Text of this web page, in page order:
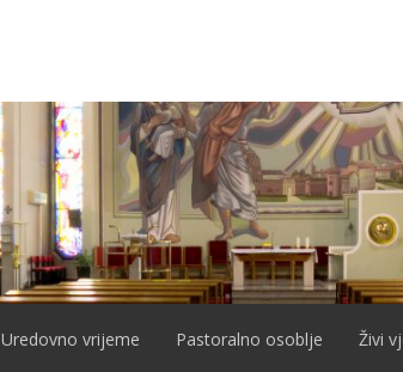
Uredovno vrijeme Pastoralno osoblje Živi